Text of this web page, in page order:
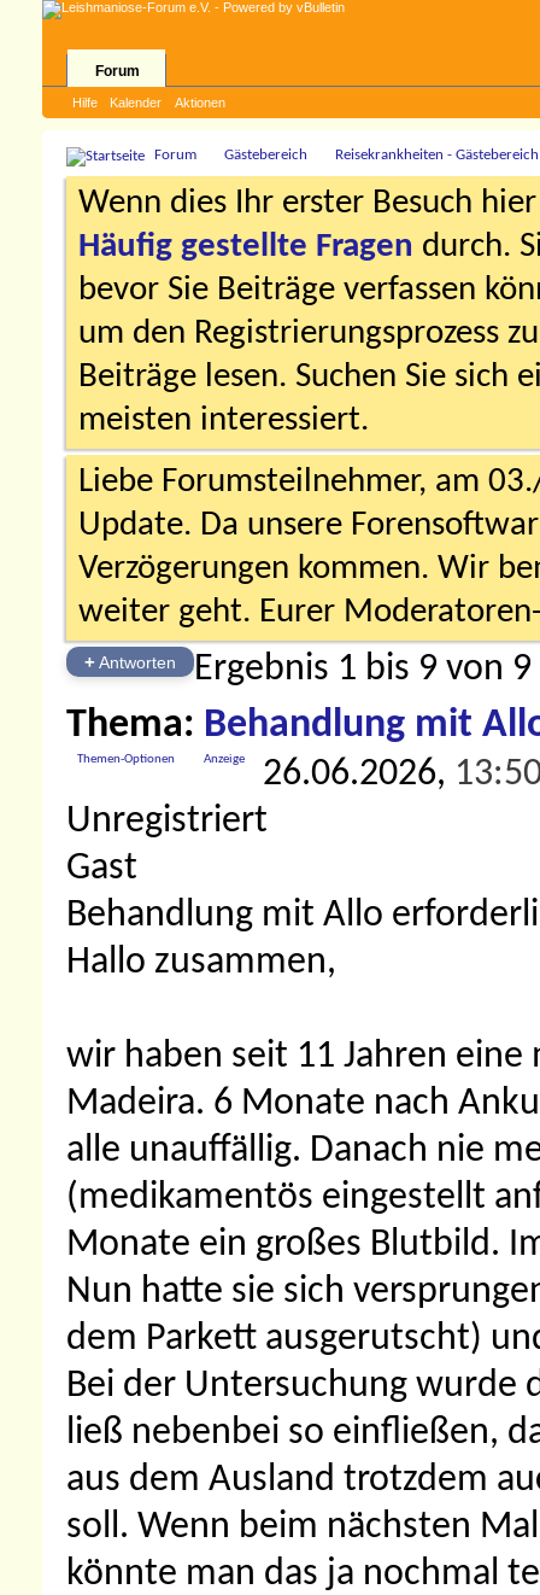
Forum
Hilfe Kalender Aktionen
Forum Gästebereich Reisekrankheiten - Gästebereich
Wenn dies Ihr erster Besuch
Häufig gestellte Fragen durch.
bevor Sie Beiträge verfassen
um den Registrierungsprozess
Beiträge lesen. Suchen Sie sich
meisten interessiert.
Liebe Forumsteilnehmer, am
Update. Da unsere
Verzögerungen kommen. Wir
weiter geht. Eurer
+Antworten Ergebnis 1 bis 9 von 9
Thema: Behandlung mit
Themen-Optionen Anzeige 26.06.2026,
Unregistriert
Gast
Behandlung mit Allo
Hallo zusammen,
wir haben seit 11 Jahren
Madeira. 6 Monate nach
alle unauffällig. Danach nie
(medikamentös eingestellt
Monate ein großes Blutbild.
Nun hatte sie sich
dem Parkett ausgerutscht)
Bei der Untersuchung wurde
ließ nebenbei so einfließen,
aus dem Ausland trotzdem
soll. Wenn beim nächsten
könnte man das ja nochmal